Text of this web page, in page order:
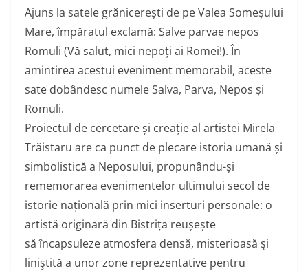
Ajuns la satele grănicerești de pe Valea Someșului
Mare, împăratul exclamă: Salve parvae nepos
Romuli (Vă salut, mici nepoți ai Romei!). În
amintirea acestui eveniment memorabil, aceste
sate dobândesc numele Salva, Parva, Nepos și
Romuli.
Proiectul de cercetare și creație al artistei Mirela
Trăistaru are ca punct de plecare istoria umană și
simbolistică a Neposului, propunându-și
rememorarea evenimentelor ultimului secol de
istorie națională prin mici inserturi personale: o
artistă originară din Bistrița reușește
să încapsuleze atmosfera densă, misterioasă şi
liniştită a unor zone reprezentative pentru